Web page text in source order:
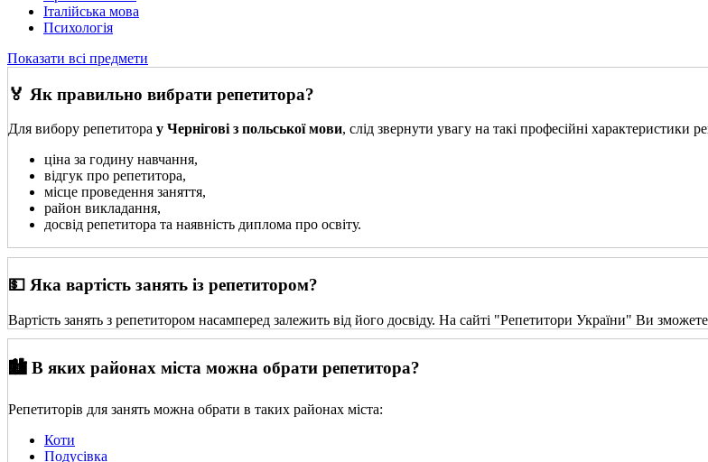
Італійська мова
Психологія
Показати всі предмети
🏅 Як правильно вибрати репетитора?
Для вибору репетитора у Чернігові з польської мови, слід звернути увагу на такі професійні характеристики
ціна за годину навчання,
відгук про репетитора,
місце проведення заняття,
район викладання,
досвід репетитора та наявність диплома про освіту.
💵 Яка вартість занять із репетитором?
Вартість занять з репетитором насамперед залежить від його досвіду. На сайті "Репетитори України" Ви
🏙️ В яких районах міста можна обрати репетитора?
Репетиторів для занять можна обрати в таких районах міста:
Коти
Подусівка